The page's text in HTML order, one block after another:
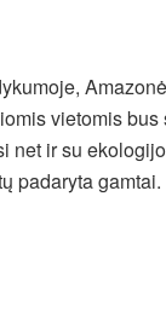
vietomis
ir su
padaryta